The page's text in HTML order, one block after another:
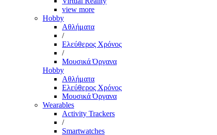
view more
Hobby
Αθλήματα
/
Ελεύθερος Χρόνος
/
Μουσικά Όργανα
Hobby
Αθλήματα
Ελεύθερος Χρόνος
Μουσικά Όργανα
Wearables
Activity Trackers
/
Smartwatches